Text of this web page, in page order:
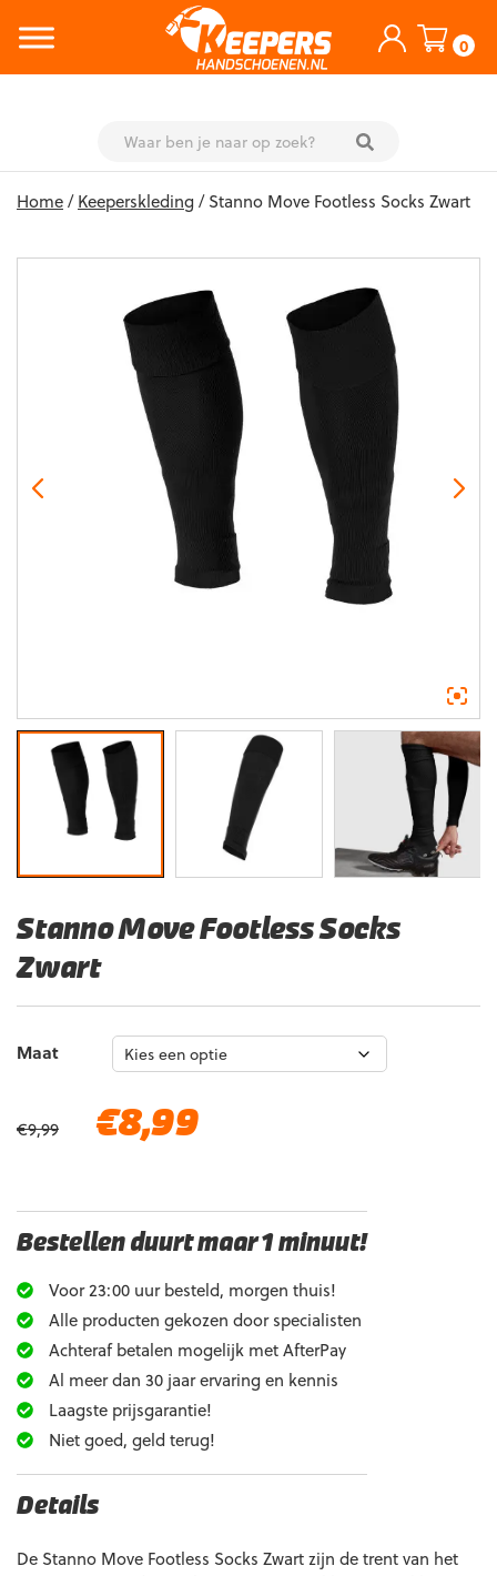
0
Home/Keeperskleding/ Stanno Move Footless Socks Zwart
Stanno Move Footless Socks
Zwart
Maat
€9,99
Oorspronkelijke
€8,99
Bestellen duurt maar 1 minuut!
Voor 23:00 uur besteld, morgen thuis!
Alle producten gekozen door specialisten
Achteraf betalen mogelijk met AfterPay
Al meer dan 30 jaar ervaring en kennis
Laagste prijsgarantie!
Niet goed, geld terug!
Details
De Stanno Move Footless Socks Zwart zijn de trent van het